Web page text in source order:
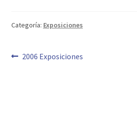
Categoría: Exposiciones
Navegación
Anterior:
2006 Exposiciones